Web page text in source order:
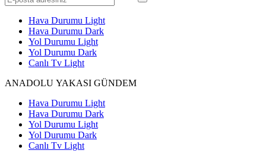
Hava Durumu Light
Hava Durumu Dark
Yol Durumu Light
Yol Durumu Dark
Canlı Tv Light
ANADOLU YAKASI GÜNDEM
Hava Durumu Light
Hava Durumu Dark
Yol Durumu Light
Yol Durumu Dark
Canlı Tv Light